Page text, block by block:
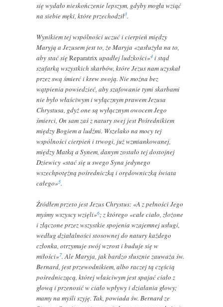
się wydało nieskończenie lepszym, gdyby mogła wziąć
na siebie męki, które przechodził3.
Wynikiem tej wspólności uczuć i cierpień między
Maryją a Jezusem jest to, że Maryja «zasłużyła na to,
aby stać sięReparatrix upadłej ludzkości»4 i stąd
szafarką wszystkich skarbów, które Jezus nam uzyskał
przez swą śmierć i krew swoją. Nie można bez
wątpienia powiedzieć, aby szafowanie tymi skarbami
nie było właściwym i wyłącznym prawem Jezusa
Chrystusa, gdyż one są wyłącznym owocem Jego
śmierci, On sam zaś z natury swej jest Pośrednikiem
między Bogiem a ludźmi. Wszelako na mocy tej
wspólności cierpień i trwogi, już wzmiankowanej,
między Matką a Synem, danym zostało tej dostojnej
Dziewicy «stać się u swego Syna jedynego
wszechpotężną pośredniczką i orędowniczką świata
całego»5.
Źródłem przeto jest Jezus Chrystus: «A z pełności Jego
myśmy wszyscy wzięli»6; z którego «całe ciało, złożone
i złączone przez wszystkie spojenia wzajemnej usługi,
według działalności stosownej do natury każdego
członka, otrzymuje swój wzrost i buduje się w
miłości»7. Ale Maryja, jak bardzo słusznie zauważa św.
Bernard, jest przewodnikiem, albo raczej tą częścią
pośredniczącą, której właściwym jest spajać ciało z
głową i przenosić w ciało wpływy i działania głowy;
mamy na myśli szyję. Tak, powiada św. Bernard ze